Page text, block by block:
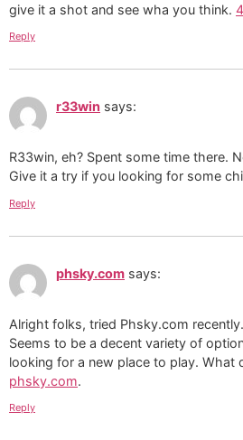
give it a shot and see wha you think.
Reply
r33win says:
R33win, eh? Spent some time there.
Give it a try if you looking for some
Reply
phsky.com says:
Alright folks, tried Phsky.com
Seems to be a decent variety of
looking for a new place to play. What
phsky.com.
Reply